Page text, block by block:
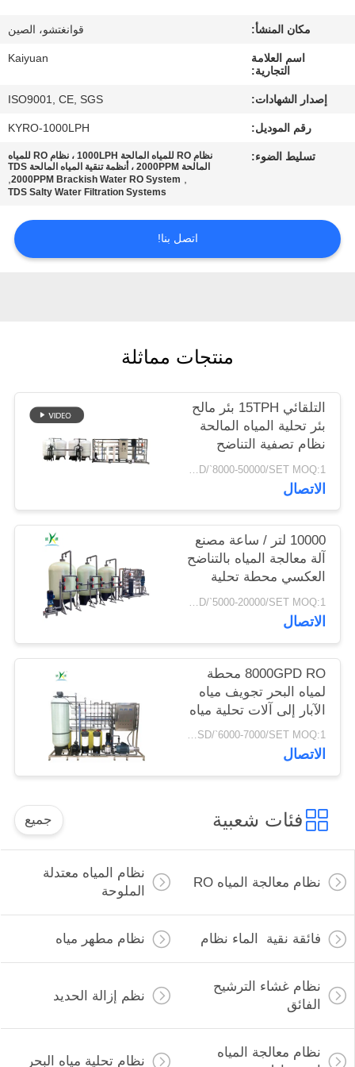
الجودة
اتصل
اطلب
COMPANY
PRIVACY
POLICY
مكان المنشأ: قوانغتشو، الصين
اسم العلامة
التجارية:
Kaiyuan
إصدار الشهادات: ISO9001, CE, SGS
رقم الموديل: KYRO-1000LPH
تسليط الضوء:
نظام RO للمياه المالحة 1000LPH ، نظام RO للمياه
المالحة 2000PPM ، أنظمة تنقية المياه المالحة TDS
,
2000PPM Brackish Water RO System
,
TDS Salty Water Filtration Systems
اتصل بنا!
منتجات مماثلة
التلقائي 15TPH بئر مالح
بئر تحلية المياه المالحة
نظام تصفية التناضح
العكسي تنقية معالجة
محطة RO
USD/`8000-50000/SET MOQ:1 مجموعة
الاتصال
10000 لتر / ساعة مصنع
آلة معالجة المياه بالتناضح
العكسي محطة تحلية
المياه معدات معالجة
المياه نظام RO
USD/`5000-20000/SET MOQ:1 مجموعة
الاتصال
8000GPD RO محطة
لمياه البحر تجويف مياه
الآبار إلى آلات تحلية مياه
الشرب لمحطة مياه
الشرب
USD/`6000-7000/SET MOQ:1 مجموعة
الاتصال
فئات شعبية جميع
نظام معالجة المياه RO
نظام المياه معتدلة
الملوحة
فائقة نقية الماء نظام نظام مطهر مياه
نظام غشاء الترشيح
الفائق
نظم إزالة الحديد
نظام معالجة المياه
نظام تحلية مياه البحر